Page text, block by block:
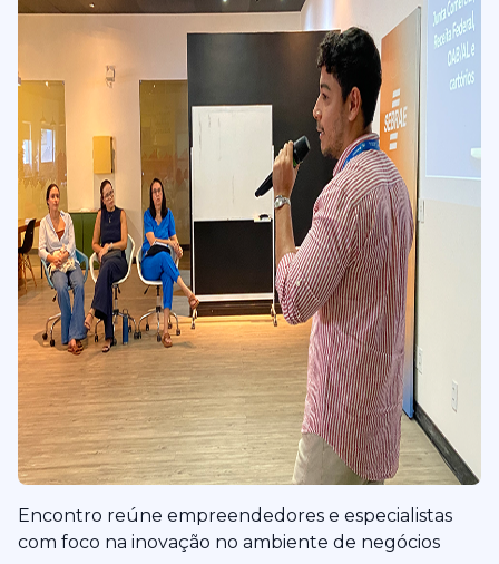
Encontro reúne empreendedores e especialistas
com foco na inovação no ambiente de negócios